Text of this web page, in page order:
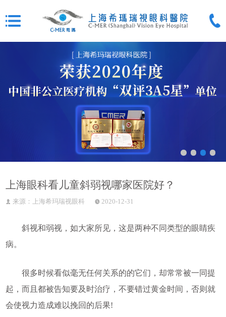
上海眼科看儿童斜弱视哪家医院好？
来源：上海希玛瑞视眼科 2020-12-31
斜视和弱视，如大家所见，这是两种不同类型的眼睛疾
病。
很多时候看似毫无任何关系的的它们，却常常被一同提
起，而且都被告知要及时治疗，不要错过黄金时间，否则就
会使视力造成难以挽回的后果!